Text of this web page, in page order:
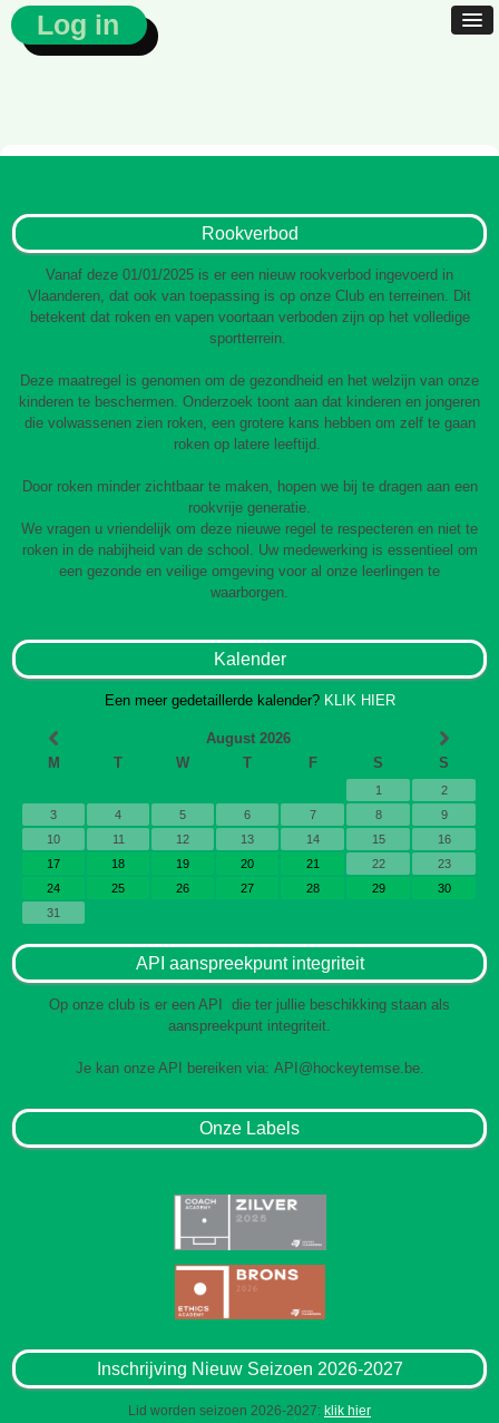
Log in
Rookverbod
Vanaf deze 01/01/2025 is er een nieuw rookverbod ingevoerd in
Vlaanderen, dat ook van toepassing is op onze Club en terreinen. Dit
betekent dat roken en vapen voortaan verboden zijn op het volledige
sportterrein.
Deze maatregel is genomen om de gezondheid en het welzijn van onze
kinderen te beschermen. Onderzoek toont aan dat kinderen en jongeren
die volwassenen zien roken, een grotere kans hebben om zelf te gaan
roken op latere leeftijd.
Door roken minder zichtbaar te maken, hopen we bij te dragen aan een
rookvrije generatie.
We vragen u vriendelijk om deze nieuwe regel te respecteren en niet te
roken in de nabijheid van de school. Uw medewerking is essentieel om
een gezonde en veilige omgeving voor al onze leerlingen te
waarborgen.
Kalender
Een meer gedetaillerde kalender?KLIK HIER
August 2026
M
T W T F S S
1
2
3
4 5 6 7 8
9
10
11 12 13 14 15
16
17
18 19 20 21 22
23
24
25 26 27 28 29
30
31
API aanspreekpunt integriteit
Op onze club is er een API die ter jullie beschikking staan als
aanspreekpunt integriteit.
Je kan onze API bereiken via: API@hockeytemse.be.
Onze Labels
Inschrijving Nieuw Seizoen 2026-2027
Lid worden seizoen 2026-2027: klik hier